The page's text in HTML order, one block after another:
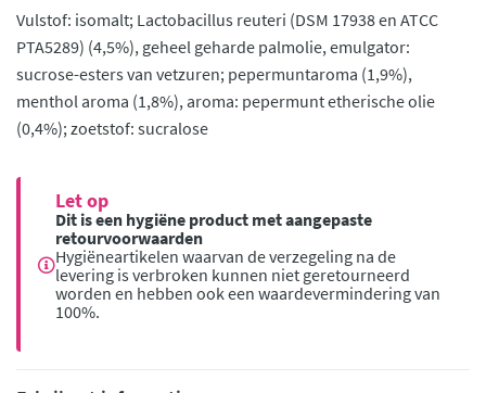
Vulstof: isomalt; Lactobacillus reuteri (DSM 17938 en ATCC
PTA5289) (4,5%), geheel geharde palmolie, emulgator:
sucrose-esters van vetzuren; pepermuntaroma (1,9%),
menthol aroma (1,8%), aroma: pepermunt etherische olie
(0,4%); zoetstof: sucralose
Let op
Dit is een hygiëne product met aangepaste
retourvoorwaarden
Hygiëneartikelen waarvan de verzegeling na de
levering is verbroken kunnen niet geretourneerd
worden en hebben ook een waardevermindering van
100%.